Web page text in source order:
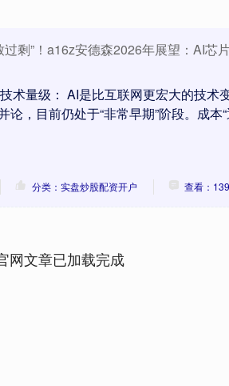
过剩”！a16z安德森2026年展望：AI芯
术量级： AI是比互联网更宏大的技术
论，目前仍处于“非常早期”阶段。成本
分类：实盘炒股配资开户 查看：139
网文章已加载完成